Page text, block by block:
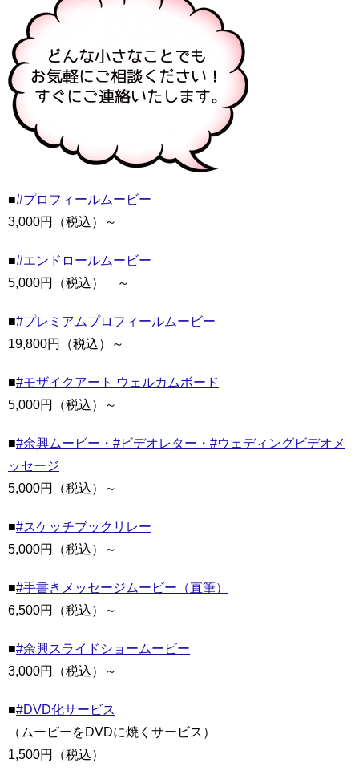
■#プロフィールムービー
3,000円（税込）～
■#エンドロールムービー
5,000円（税込） ～
■#プレミアムプロフィールムービー
19,800円（税込）～
■#モザイクアート ウェルカムボード
5,000円（税込）～
■#余興ムービー・#ビデオレター・#ウェディングビデオメ
ッセージ
5,000円（税込）～
■#スケッチブックリレー
5,000円（税込）～
■#手書きメッセージムービー（直筆）
6,500円（税込）～
■#余興スライドショームービー
3,000円（税込）～
■#DVD化サービス
（ムービーをDVDに焼くサービス）
1,500円（税込）